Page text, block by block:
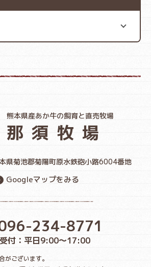
熊本県産あか牛の飼育と直売牧場
那須牧場
県菊池郡菊陽町原水鉄砲小路6004番地
Googleマップをみる
234-8771
付：平日9:00〜17:00
がございます。